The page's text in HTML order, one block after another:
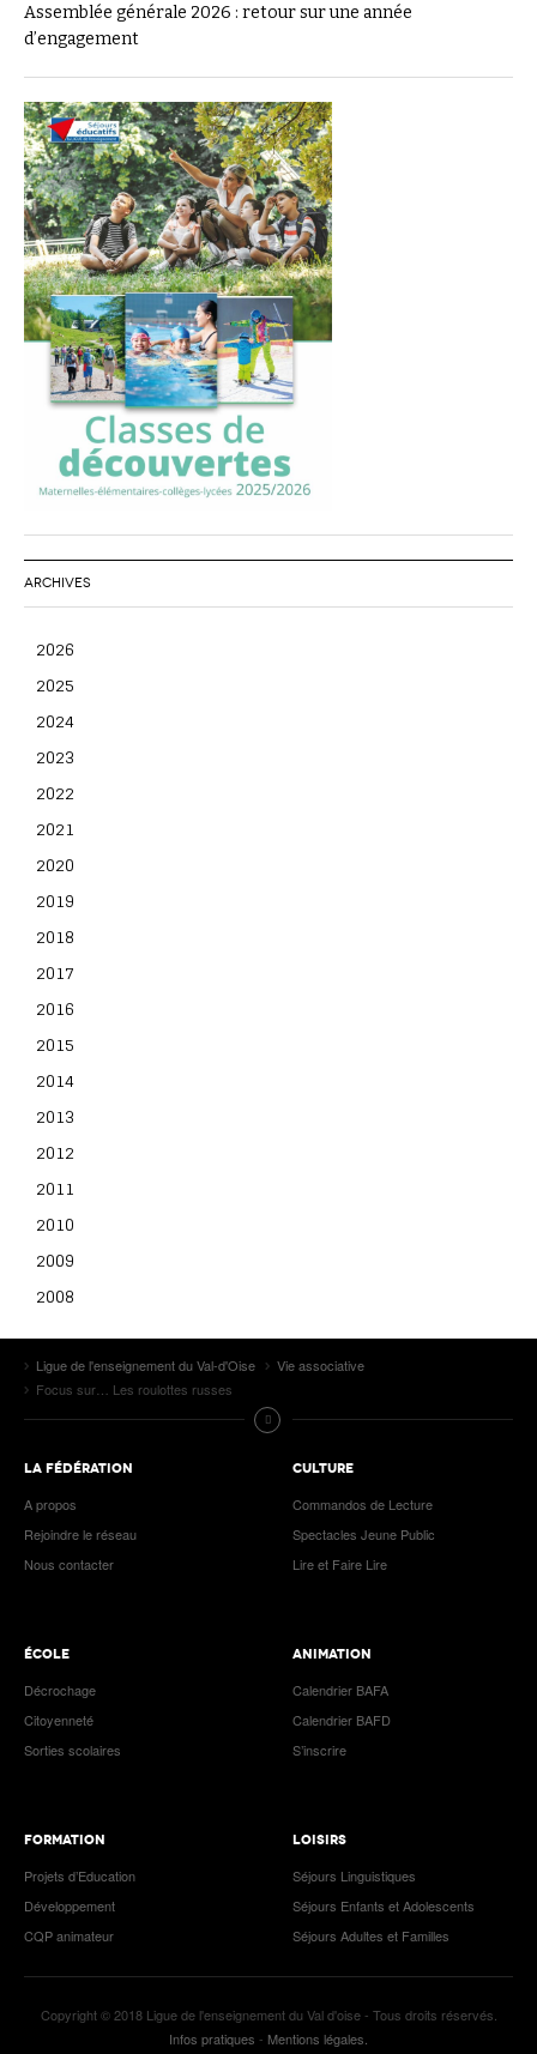
Assemblée générale 2026 : retour sur une année
d’engagement
ARCHIVES
2026
2025
2024
2023
2022
2021
2020
2019
2018
2017
2016
2015
2014
2013
2012
2011
2010
2009
2008
Ligue de l'enseignement du Val-d'Oise
Vie associative
Focus sur… Les roulottes russes
LA FÉDÉRATION
A propos
Rejoindre le réseau
Nous contacter
CULTURE
Commandos de Lecture
Spectacles Jeune Public
Lire et Faire Lire
ÉCOLE
Décrochage
Citoyenneté
Sorties scolaires
ANIMATION
Calendrier BAFA
Calendrier BAFD
S’inscrire
FORMATION
Projets d’Education
Développement
CQP animateur
LOISIRS
Séjours Linguistiques
Séjours Enfants et Adolescents
Séjours Adultes et Familles
Copyright © 2018 Ligue de l'enseignement du Val d'oise - Tous droits réservés.
Infos pratiques - Mentions légales.